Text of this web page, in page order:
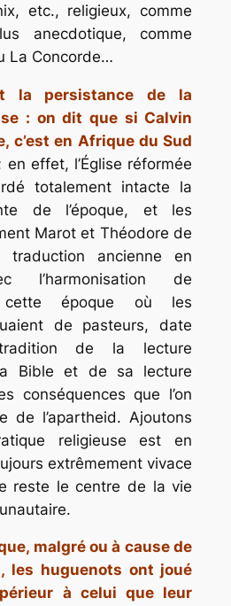
etc., religieux, comme
anecdotique, comme
La Concorde…
la persistance de la
: on dit que si Calvin
c’est en Afrique du Sud
en effet, l’Église réformée
totalement intacte la
de l’époque, et les
Marot et Théodore de
traduction ancienne en
l’harmonisation de
cette époque où les
de pasteurs, date
de la lecture
Bible et de sa lecture
conséquences que l’on
de l’apartheid. Ajoutons
religieuse est en
extrêmement vivace
reste le centre de la vie
malgré ou à cause de
les huguenots ont joué
à celui que leur